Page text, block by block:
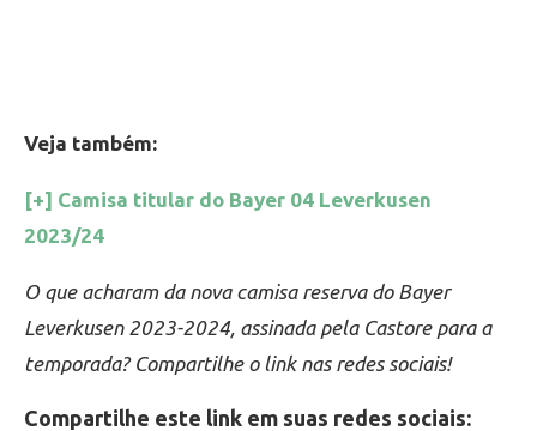
Veja também:
[+] Camisa titular do Bayer 04 Leverkusen
2023/24
O que acharam da nova camisa reserva do Bayer
Leverkusen 2023-2024, assinada pela Castore para a
temporada? Compartilhe o link nas redes sociais!
Compartilhe este link em suas redes sociais: